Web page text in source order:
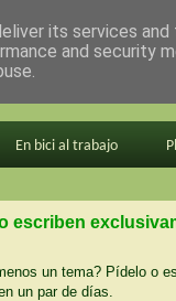
En bici al trabajo
escriben
un tema? Pídelo o
un par de días.
its services
and security